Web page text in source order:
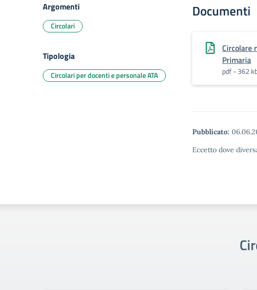
Documenti
Circolare
Primaria
pdf - 362
Pubblicato:
Eccetto dove
Argomenti
Circolari
Tipologia
Circolari per docenti e personale ATA